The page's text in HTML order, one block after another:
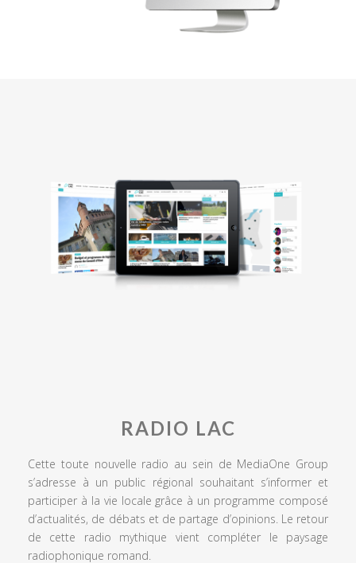
RADIO LAC
Cette toute nouvelle radio au sein de MediaOne Group
s’adresse à un public régional souhaitant s’informer et
participer à la vie locale grâce à un programme composé
d’actualités, de débats et de partage d’opinions. Le retour
de cette radio mythique vient compléter le paysage
radiophonique romand.